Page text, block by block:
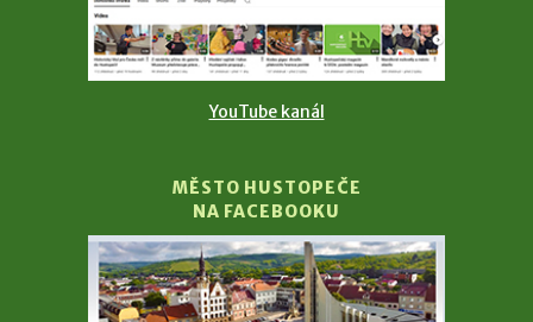
YouTube kanál
MĚSTO HUSTOPEČE
NA FACEBOOKU